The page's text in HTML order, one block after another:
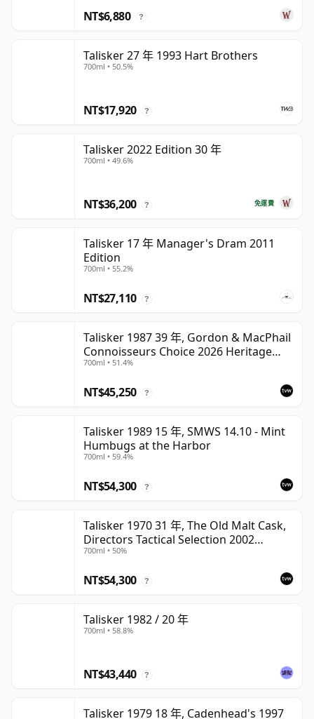
NT$6,880 ?
Talisker 27 年 1993 Hart Brothers
700ml • 50.5%
NT$17,920 ?
Talisker 2022 Edition 30 年
700ml • 49.6%
免運費
NT$36,200 ?
Talisker 17 年 Manager's Dram 2011
Edition
700ml • 55.2%
NT$27,110 ?
Talisker 1987 39 年, Gordon & MacPhail
Connoisseurs Choice 2026 Heritage
Bottling
700ml • 51.4%
NT$45,250 ?
Talisker 1989 15 年, SMWS 14.10 - Mint
Humbugs at the Harbor
700ml • 59.4%
NT$54,300 ?
Talisker 1970 31 年, The Old Malt Cask,
Directors Tactical Selection 2002
Bottling
700ml • 50%
NT$54,300 ?
Talisker 1982 / 20 年
700ml • 58.8%
NT$43,440 ?
Talisker 1979 18 年, Cadenhead's 1997